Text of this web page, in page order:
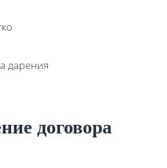
дарения
договора